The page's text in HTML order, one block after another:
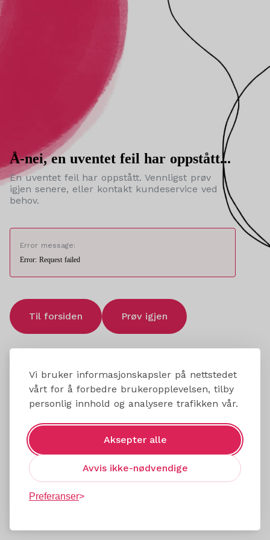
Vi bruker informasjonskapsler på nettstedet
vårt for å forbedre brukeropplevelsen, tilby
personlig innhold og analysere trafikken vår.
Aksepter alle
Avvis ikke-nødvendige
Preferanser
Å-nei, en uventet feil har oppstått...
En uventet feil har oppstått. Vennligst prøv
igjen senere, eller kontakt kundeservice ved
behov.
Error message:
Error: Request failed
Til forsiden Prøv igjen